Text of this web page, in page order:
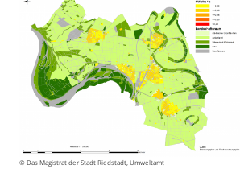
© Das Magistrat der Stadt Riedstadt, Umweltamt